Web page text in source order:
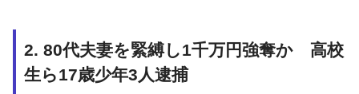
2. 80代夫妻を緊縛し1千万円強奪か 高校
生ら17歳少年3人逮捕